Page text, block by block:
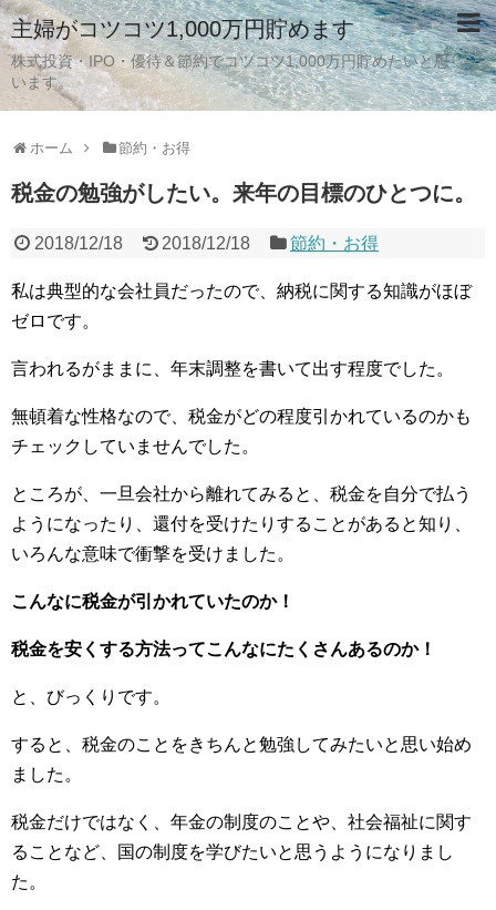
主婦がコツコツ1,000万円貯めます
株式投資・IPO・優待＆節約でコツコツ1,000万円貯めたいと思
います。
ホーム 節約・お得
税金の勉強がしたい。来年の目標のひとつに。
2018/12/18 2018/12/18 節約・お得
私は典型的な会社員だったので、納税に関する知識がほぼ
ゼロです。
言われるがままに、年末調整を書いて出す程度でした。
無頓着な性格なので、税金がどの程度引かれているのかも
チェックしていませんでした。
ところが、一旦会社から離れてみると、税金を自分で払う
ようになったり、還付を受けたりすることがあると知り、
いろんな意味で衝撃を受けました。
こんなに税金が引かれていたのか！
税金を安くする方法ってこんなにたくさんあるのか！
と、びっくりです。
すると、税金のことをきちんと勉強してみたいと思い始め
ました。
税金だけではなく、年金の制度のことや、社会福祉に関す
ることなど、国の制度を学びたいと思うようになりまし
た。